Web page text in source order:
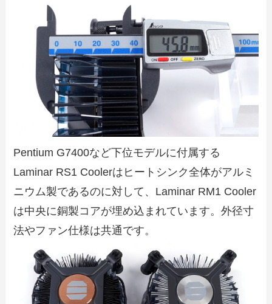
Pentium G7400など下位モデルに付属する
Laminar RS1 Coolerはヒートシンク全体がアルミ
ニウム製であるのに対して、Laminar RM1 Cooler
は中央に銅製コアが埋め込まれています。外径寸
法やファン仕様は共通です。